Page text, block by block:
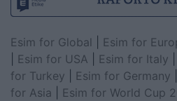
Esim for Global Esim for
Esim for USA Esim for Italy
for Turkey
Esim for Germany
for Asia
Esim for World Cup